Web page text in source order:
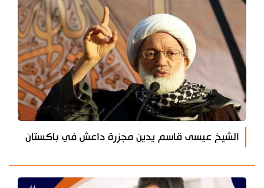
الشيخ عيسى قاسم يدين مجزرة داعش في باكستان